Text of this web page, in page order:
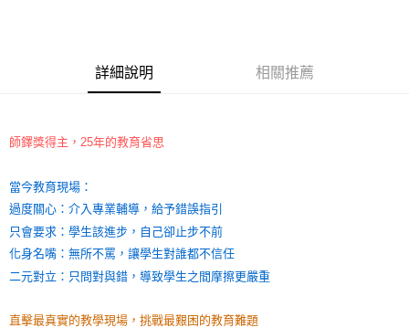
詳細說明 相關推薦
師鐸獎得主，25年的教育省思
當今教育現場：
過度關心：介入專業輔導，給予錯誤指引
只會要求：學生該進步，自己卻止步不前
化身名嘴：無所不罵，讓學生對誰都不信任
二元對立：只問對與錯，導致學生之間摩擦更嚴重
直擊最真實的教學現場，挑戰最艱困的教育難題